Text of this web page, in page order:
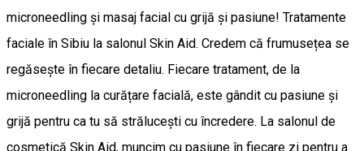
microneedling și masaj facial cu grijă și pasiune! Tratamente
faciale în Sibiu la salonul Skin Aid. Credem că frumusețea se
regăsește în fiecare detaliu. Fiecare tratament, de la
microneedling la curățare facială, este gândit cu pasiune și
grijă pentru ca tu să strălucești cu încredere. La salonul de
cosmetică Skin Aid, muncim cu pasiune în fiecare zi pentru a